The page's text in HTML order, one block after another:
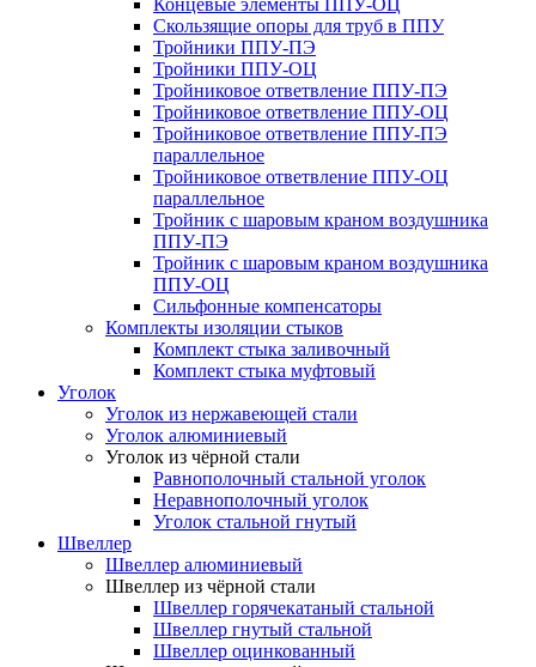
Концевые элементы ППУ-ОЦ
Скользящие опоры для труб в ППУ
Тройники ППУ-ПЭ
Тройники ППУ-ОЦ
Тройниковое ответвление ППУ-ПЭ
Тройниковое ответвление ППУ-ОЦ
Тройниковое ответвление ППУ-ПЭ
параллельное
Тройниковое ответвление ППУ-ОЦ
параллельное
Тройник с шаровым краном воздушника
ППУ-ПЭ
Тройник с шаровым краном воздушника
ППУ-ОЦ
Сильфонные компенсаторы
Комплекты изоляции стыков
Комплект стыка заливочный
Комплект стыка муфтовый
Уголок
Уголок из нержавеющей стали
Уголок алюминиевый
Уголок из чёрной стали
Равнополочный стальной уголок
Неравнополочный уголок
Уголок стальной гнутый
Швеллер
Швеллер алюминиевый
Швеллер из чёрной стали
Швеллер горячекатаный стальной
Швеллер гнутый стальной
Швеллер оцинкованный